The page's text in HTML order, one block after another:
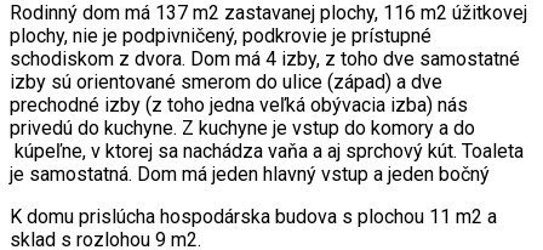
Rodinný dom má 137 m2 zastavanej plochy, 116 m2 úžitkovej
plochy, nie je podpivničený, podkrovie je prístupné
schodiskom z dvora. Dom má 4 izby, z toho dve samostatné
izby sú orientované smerom do ulice (západ) a dve
prechodné izby (z toho jedna veľká obývacia izba) nás
privedú do kuchyne. Z kuchyne je vstup do komory a do
kúpeľne, v ktorej sa nachádza vaňa a aj sprchový kút. Toaleta
je samostatná. Dom má jeden hlavný vstup a jeden bočný
K domu prislúcha hospodárska budova s plochou 11 m2 a
sklad s rozlohou 9 m2.